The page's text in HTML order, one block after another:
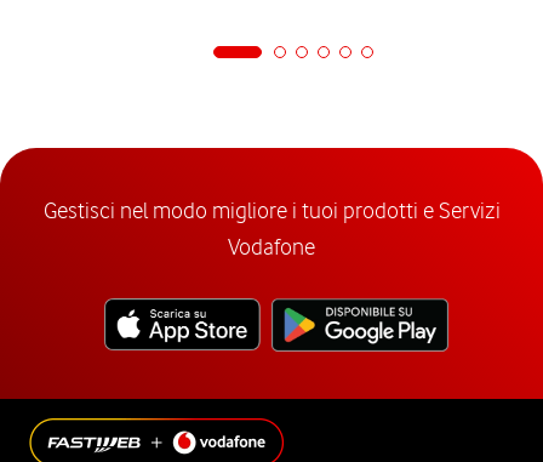
Gestisci nel modo migliore i tuoi prodotti e Servizi
Vodafone